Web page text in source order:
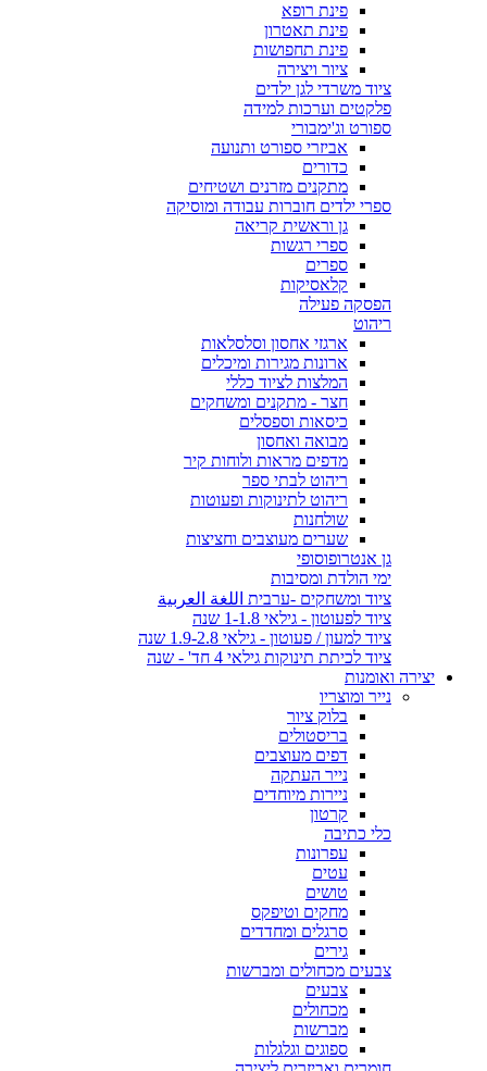
פינת רופא
פינת תאטרון
פינת תחפושות
ציור ויצירה
ציוד משרדי לגן ילדים
פלקטים וערכות למידה
ספורט וג'ימבורי
אביזרי ספורט ותנועה
כדורים
מתקנים מזרנים ושטיחים
ספרי ילדים חוברות עבודה ומוסיקה
גן וראשית קריאה
ספרי רגשות
ספרים
קלאסיקות
הפסקה פעילה
ריהוט
ארגזי אחסון וסלסלאות
ארונות מגירות ומיכלים
המלצות לציוד כללי
חצר - מתקנים ומשחקים
כיסאות וספסלים
מבואה ואחסון
מדפים מראות ולוחות קיר
ריהוט לבתי ספר
ריהוט לתינוקות ופעוטות
שולחנות
שערים מעוצבים וחציצות
גן אנטרופוסופי
ימי הולדת ומסיבות
ציוד ומשחקים -ערבית اللغة العربية
ציוד לפעוטון - גילאי 1-1.8 שנה
ציוד למעון / פעוטון - גילאי 1.9-2.8 שנה
ציוד לכיתת תינוקות גילאי 4 חד' - שנה
יצירה ואומנות
נייר ומוצריו
בלוק ציור
בריסטולים
דפים מעוצבים
נייר העתקה
ניירות מיוחדים
קרטון
כלי כתיבה
עפרונות
עטים
טושים
מחקים וטיפקס
סרגלים ומחדדים
גירים
צבעים מכחולים ומברשות
צבעים
מכחולים
מברשות
ספוגים וגלגלות